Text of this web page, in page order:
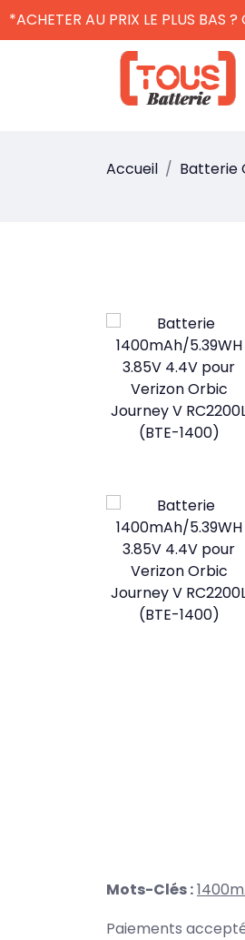
*ACHETER AU PRIX LE PLUS BAS
Accueil Batterie
Mots-Clés :
Paiements